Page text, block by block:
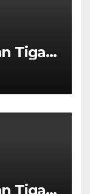
Tiga
Tiga